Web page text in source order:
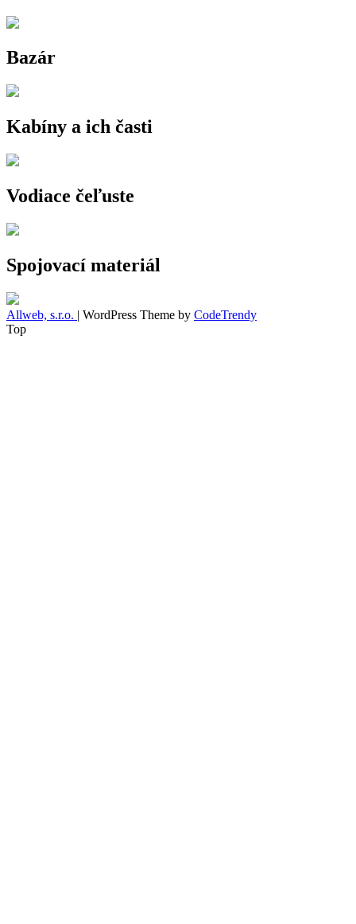
Bazár
Kabíny a ich časti
Vodiace čeľuste
Spojovací materiál
Allweb, s.r.o. | WordPress Theme by CodeTrendy
Top